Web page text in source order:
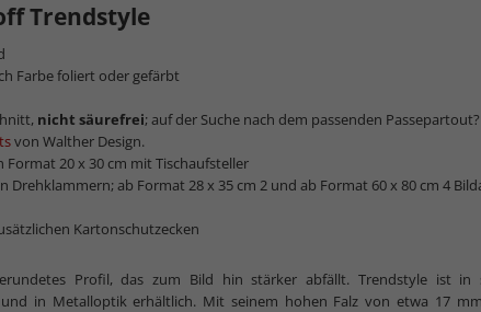
Trendstyle
Farbe foliert oder gefärbt
nicht säurefrei; auf der Suche nach dem passenden Passepartout?
von Walther Design.
Format 20 x 30 cm mit Tischaufsteller
Drehklammern; ab Format 28 x 35 cm 2 und ab Format 60 x 80 cm 4
Kartonschutzecken
Profil, das zum Bild hin stärker abfällt. Trendstyle ist in
und in Metalloptik erhältlich. Mit seinem hohen Falz von etwa 17